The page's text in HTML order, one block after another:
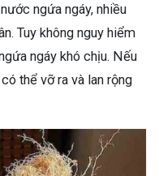
ngứa ngáy, nhiều
Tuy không nguy hiểm
ngáy khó chịu. Nếu
thể vỡ ra và lan rộng